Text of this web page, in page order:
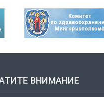
ВНИМАНИЕ